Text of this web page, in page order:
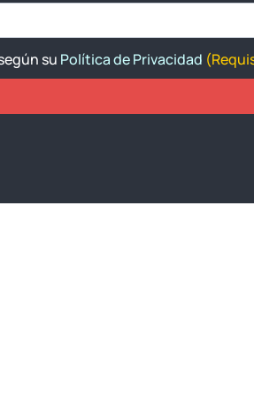
su Política de Privacidad